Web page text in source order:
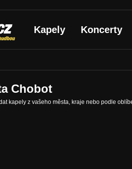
Kapely Koncerty
Chobot
kapely z vašeho města, kraje nebo podle